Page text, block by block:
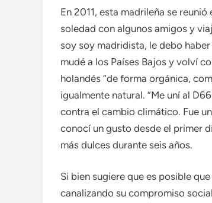
En 2011, esta madrileña se
soledad con algunos amigos y
soy soy madridista, le debo
mudé a los Países Bajos y volví
holandés “de forma orgánica,
igualmente natural. “Me uní al
contra el cambio climático. Fue
conocí un gusto desde el primer
más dulces durante seis años.
Si bien sugiere que es posible
canalizando su compromiso